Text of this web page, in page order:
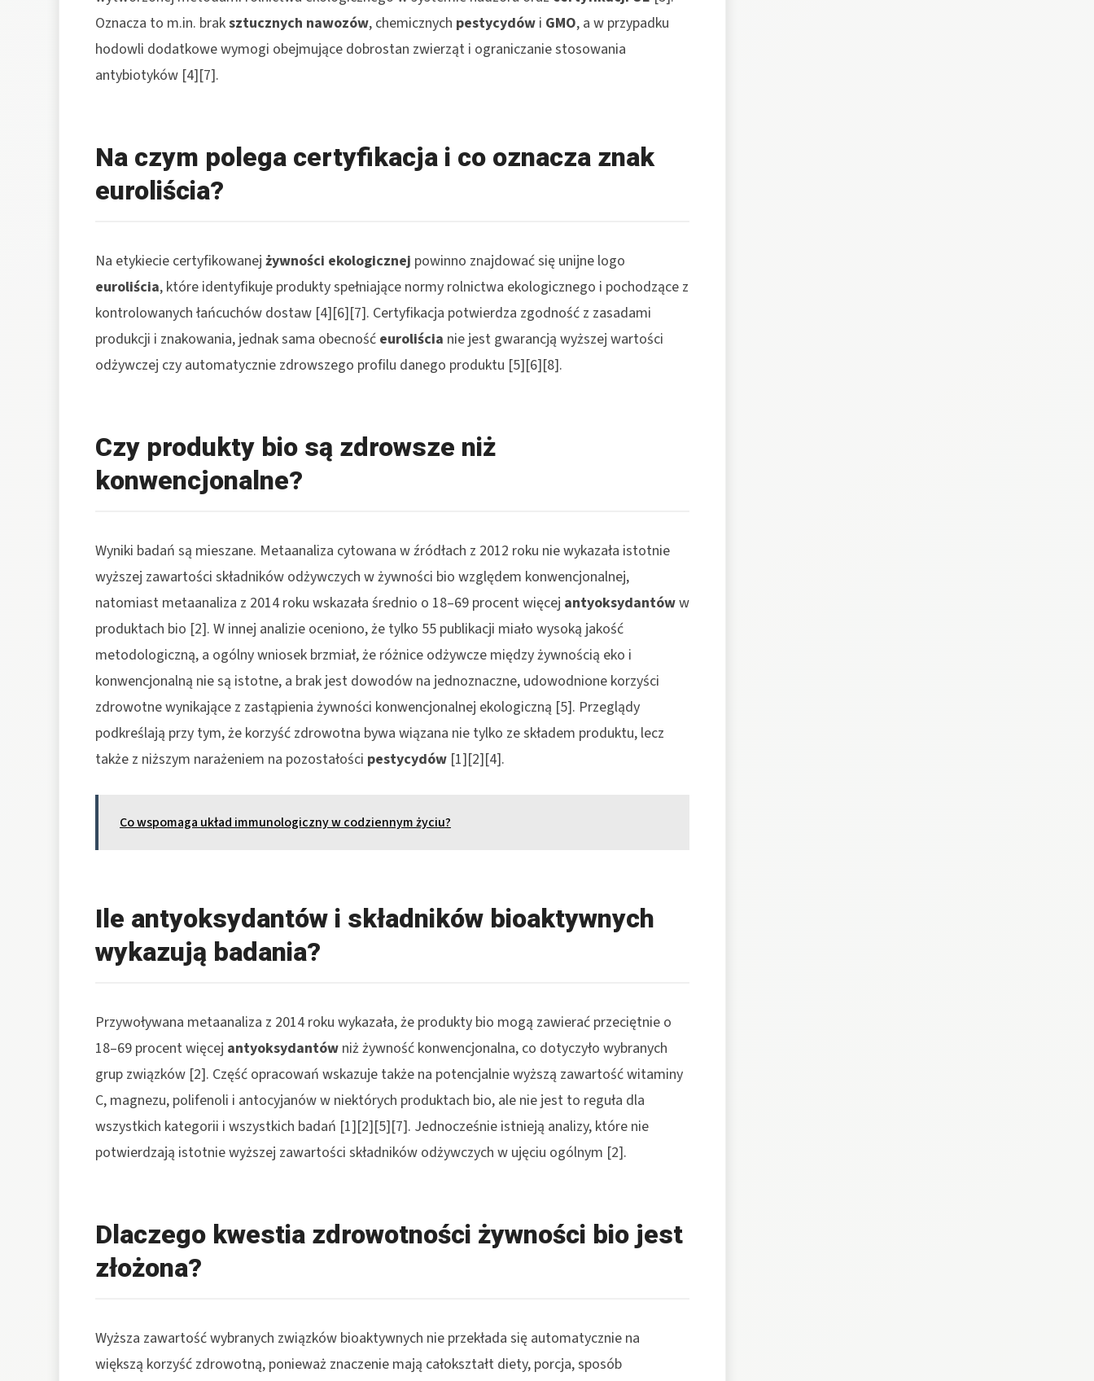
Oznacza to m.in. braksztucznych nawozów, chemicznych pestycydów i GMO, a w przypadku
hodowli dodatkowe wymogi obejmujące dobrostan zwierząt i ograniczanie stosowania
antybiotyków [4][7].
Na czym polega certyfikacja i co oznacza znak
euroliścia?
Na etykiecie certyfikowanej żywności ekologicznej powinno znajdować się unijne logo
euroliścia, które identyfikuje produkty spełniające normy rolnictwa ekologicznego i pochodzące z
kontrolowanych łańcuchów dostaw [4][6][7]. Certyfikacja potwierdza zgodność z zasadami
produkcji i znakowania, jednak sama obecność euroliścia nie jest gwarancją wyższej wartości
odżywczej czy automatycznie zdrowszego profilu danego produktu [5][6][8].
Czy produkty bio są zdrowsze niż
konwencjonalne?
Wyniki badań są mieszane. Metaanaliza cytowana w źródłach z 2012 roku nie wykazała istotnie
wyższej zawartości składników odżywczych w żywności bio względem konwencjonalnej,
natomiast metaanaliza z 2014 roku wskazała średnio o 18–69 procent więcej antyoksydantóww
produktach bio [2]. W innej analizie oceniono, że tylko 55 publikacji miało wysoką jakość
metodologiczną, a ogólny wniosek brzmiał, że różnice odżywcze między żywnością eko i
konwencjonalną nie są istotne, a brak jest dowodów na jednoznaczne, udowodnione korzyści
zdrowotne wynikające z zastąpienia żywności konwencjonalnej ekologiczną [5]. Przeglądy
podkreślają przy tym, że korzyść zdrowotna bywa wiązana nie tylko ze składem produktu, lecz
także z niższym narażeniem na pozostałości pestycydów [1][2][4].
Co wspomaga układ immunologiczny w codziennym życiu?
Ile antyoksydantów i składników bioaktywnych
wykazują badania?
Przywoływana metaanaliza z 2014 roku wykazała, że produkty bio mogą zawierać przeciętnie o
18–69 procent więcej antyoksydantów niż żywność konwencjonalna, co dotyczyło wybranych
grup związków [2]. Część opracowań wskazuje także na potencjalnie wyższą zawartość witaminy
C, magnezu, polifenoli i antocyjanów w niektórych produktach bio, ale nie jest to reguła dla
wszystkich kategorii i wszystkich badań [1][2][5][7]. Jednocześnie istnieją analizy, które nie
potwierdzają istotnie wyższej zawartości składników odżywczych w ujęciu ogólnym [2].
Dlaczego kwestia zdrowotności żywności bio jest
złożona?
Wyższa zawartość wybranych związków bioaktywnych nie przekłada się automatycznie na
większą korzyść zdrowotną, ponieważ znaczenie mają całokształt diety, porcja, sposób